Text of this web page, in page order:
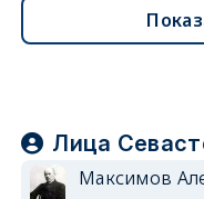
Лица
Максимов